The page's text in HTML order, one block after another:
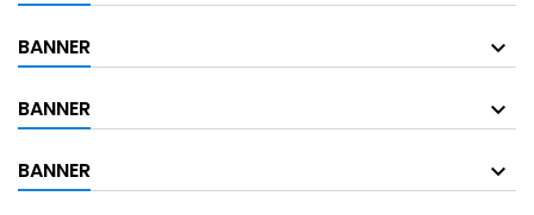
BANNER
BANNER
BANNER